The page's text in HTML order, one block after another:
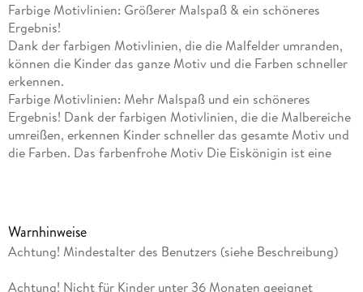
Farbige Motivlinien: Größerer Malspaß & ein schöneres
Ergebnis!
Dank der farbigen Motivlinien, die die Malfelder umranden,
können die Kinder das ganze Motiv und die Farben schneller
erkennen.
Farbige Motivlinien: Mehr Malspaß und ein schöneres
Ergebnis! Dank der farbigen Motivlinien, die die Malbereiche
umreißen, erkennen Kinder schneller das gesamte Motiv und
die Farben. Das farbenfrohe Motiv Die Eiskönigin ist eine
Verpackungsgestaltung kann variieren. Mit den Junior Malen
nach Zahlen von Ravensburger lernen die Kinder Flächen
sorgfältig auszumalen, ihr Maltalent zu verbessern sowie
Warnhinweise
Achtung! Mindestalter des Benutzers (siehe Beschreibung)
Achtung! Nicht für Kinder unter 36 Monaten geeignet